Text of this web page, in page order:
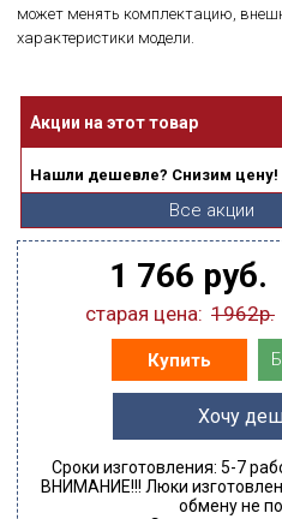
может менять комплектацию,
характеристики модели.
Акции на этот товар
Нашли дешевле? Снизим цену!
Все акции
1 766 руб.
старая цена: 1962р.
Купить
Хочу
Сроки изготовления: 5-7
ВНИМАНИЕ!!! Люки
обмену не